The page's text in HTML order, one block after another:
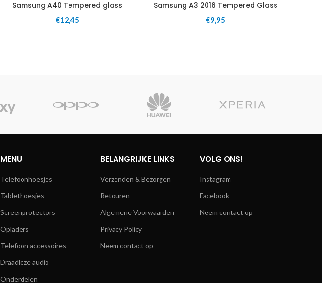
Samsung A40 Tempered glass
€12,45
Samsung A3 2016 Tempered Glass
€9,95
MENU
Telefoonhoesjes
Tablethoesjes
Screenprotectors
Opladers
Telefoon accessoires
Draadloze audio
Onderdelen
BELANGRIJKE LINKS
Verzenden & Bezorgen
Retouren
Algemene Voorwaarden
Privacy Policy
Neem contact op
VOLG ONS!
Instagram
Facebook
Neem contact op